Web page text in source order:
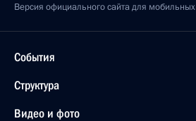
Версия официального сайта для мобильных
События
Структура
Видео и фото